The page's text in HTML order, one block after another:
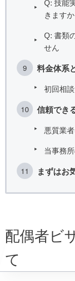
Q: 技能
きますか
Q: 書類
せん
料金体系
初回相
信頼でき
悪質業
当事務
まずはお
配偶者ビ
て